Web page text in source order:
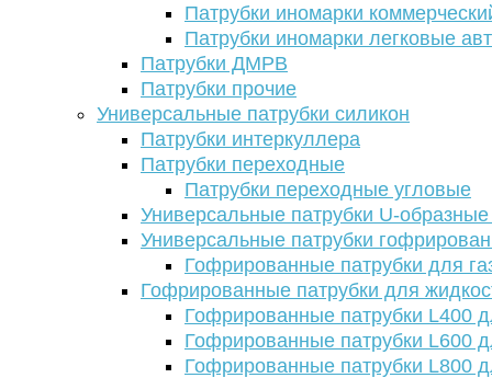
Патрубки иномарки
Патрубки иномарки легковые
Патрубки ДМРВ
Патрубки прочие
Универсальные патрубки силикон
Патрубки интеркуллера
Патрубки переходные
Патрубки переходные угловые
Универсальные патрубки U-
Универсальные патрубки
Гофрированные патрубки для
Гофрированные патрубки для
Гофрированные патрубки L400
Гофрированные патрубки L600
Гофрированные патрубки L800